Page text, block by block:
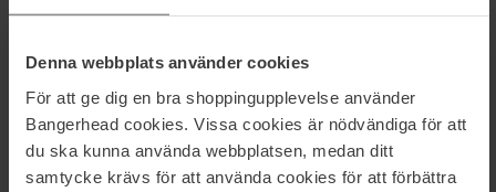
Denna webbplats använder cookies
För att ge dig en bra shoppingupplevelse använder
Bangerhead cookies. Vissa cookies är nödvändiga för att
du ska kunna använda webbplatsen, medan ditt
samtycke krävs för att använda cookies för att förbättra
Paino: 84 g
Kaikki villisiankarva on kerätty luonnollisesti pudonneesta karvast